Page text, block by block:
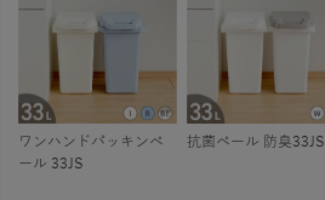
ワンハンドパッキンペ
ール 33JS
抗菌ペール 防臭33JS